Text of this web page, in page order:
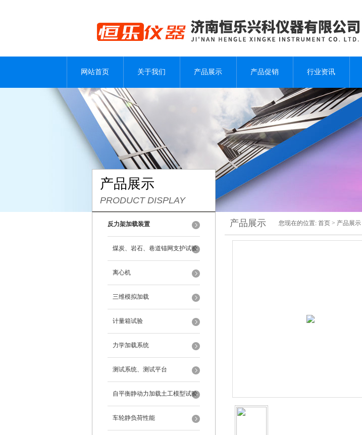
网站首页 关于我们 产品展示 产品促销 行业资讯
产品展示
PRODUCT DISPLAY
反力架加载装置
煤炭、岩石、巷道锚网支护试验
离心机
三维模拟加载
计量箱试验
力学加载系统
测试系统、测试平台
自平衡静动力加载土工模型试验
系统
车轮静负荷性能
产品展示 您现在的位置: 首页 > 产品展示